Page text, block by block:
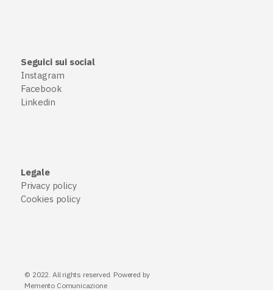
Seguici sui social
Instagram
Facebook
Linkedin
Legale
Privacy policy
Cookies policy
© 2022. All rights reserved. Powered by
Memento Comunicazione